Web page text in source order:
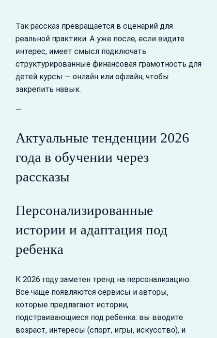
Так рассказ превращается в сценарий для
реальной практики. А уже после, если видите
интерес, имеет смысл подключать
структурированные финансовая грамотность для
детей курсы — онлайн или офлайн, чтобы
закрепить навык.
—
Актуальные тенденции 2026
года в обучении через
рассказы
Персонализированные
истории и адаптация под
ребенка
К 2026 году заметен тренд на персонализацию.
Все чаще появляются сервисы и авторы,
которые предлагают истории,
подстраивающиеся под ребенка: вы вводите
возраст, интересы (спорт, игры, искусство), и